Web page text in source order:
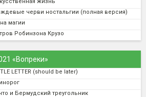
черви ностальгии (полная версия)
магии
Робинзона Крузо
«Вопреки»
LETTER (should be later)
и Бермудский треугольник